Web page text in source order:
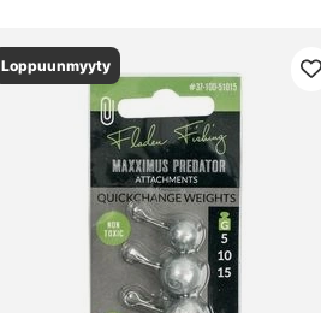
Loppuunmyyty